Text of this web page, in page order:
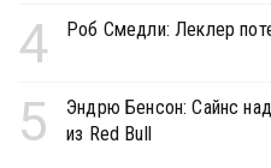
4 Роб Смедли: Леклер
5
Эндрю Бенсон: Сайнс
из Red Bull